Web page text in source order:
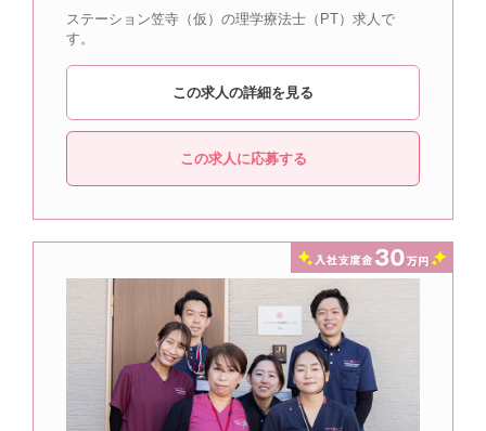
ステーション笠寺（仮）の理学療法士（PT）求人で
す。
この求人の詳細を見る
この求人に応募する